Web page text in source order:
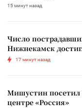
15 минут назад
Число
Нижнекамск
17 минут назад
Мишустин посетил
центре «Россия»